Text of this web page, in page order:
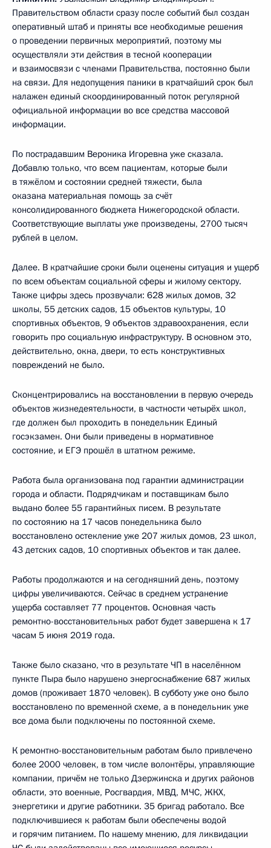
Правительством области сразу после событий был создан
оперативный штаб и приняты все необходимые решения
о проведении первичных мероприятий, поэтому мы
осуществляли эти действия в тесной кооперации
и взаимосвязи с членами Правительства, постоянно были
на связи. Для недопущения паники в кратчайший срок был
налажен единый скоординированный поток регулярной
официальной информации во все средства массовой
информации.
По пострадавшим Вероника Игоревна уже сказала.
Добавлю только, что всем пациентам, которые были
в тяжёлом и состоянии средней тяжести, была
оказана материальная помощь за счёт
консолидированного бюджета Нижегородской области.
Соответствующие выплаты уже произведены, 2700 тысяч
рублей в целом.
Далее. В кратчайшие сроки были оценены ситуация и ущерб
по всем объектам социальной сферы и жилому сектору.
Также цифры здесь прозвучали: 628 жилых домов, 32
школы, 55 детских садов, 15 объектов культуры, 10
спортивных объектов, 9 объектов здравоохранения, если
говорить про социальную инфраструктуру. В основном это,
действительно, окна, двери, то есть конструктивных
повреждений не было.
Сконцентрировались на восстановлении в первую очередь
объектов жизнедеятельности, в частности четырёх школ,
где должен был проходить в понедельник Единый
госэкзамен. Они были приведены в нормативное
состояние, и ЕГЭ прошёл в штатном режиме.
Работа была организована под гарантии администрации
города и области. Подрядчикам и поставщикам было
выдано более 55 гарантийных писем. В результате
по состоянию на 17 часов понедельника было
восстановлено остекление уже 207 жилых домов, 23 школ,
43 детских садов, 10 спортивных объектов и так далее.
Работы продолжаются и на сегодняшний день, поэтому
цифры увеличиваются. Сейчас в среднем устранение
ущерба составляет 77 процентов. Основная часть
ремонтно-восстановительных работ будет завершена к 17
часам 5 июня 2019 года.
Также было сказано, что в результате ЧП в населённом
пункте Пыра было нарушено энергоснабжение 687 жилых
домов (проживает 1870 человек). В субботу уже оно было
восстановлено по временной схеме, а в понедельник уже
все дома были подключены по постоянной схеме.
К ремонтно-восстановительным работам было привлечено
более 2000 человек, в том числе волонтёры, управляющие
компании, причём не только Дзержинска и других районов
области, это военные, Росгвардия, МВД, МЧС, ЖКХ,
энергетики и другие работники. 35 бригад работало. Все
подключившиеся к работам были обеспечены водой
и горячим питанием. По нашему мнению, для ликвидации